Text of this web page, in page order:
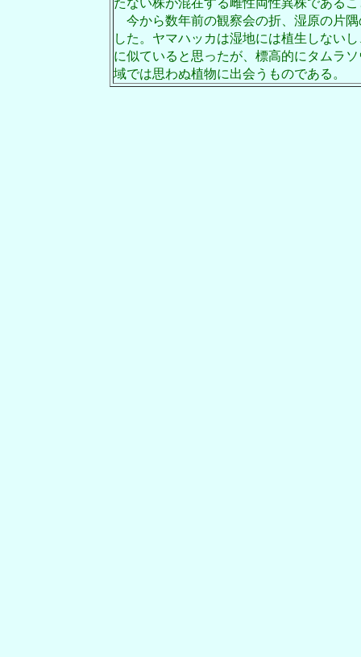
たない株が混在する雌性両性異株である
今から数年前の観察会の折、湿原の片
した。ヤマハッカは湿地には植生しない
に似ていると思ったが、標高的にタムラ
域では思わぬ植物に出会うものである。